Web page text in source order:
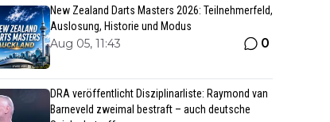
New Zealand Darts Masters 2026: Teilnehmerfeld,
Auslosung, Historie und Modus
Aug 05, 11:43 0
DRA veröffentlicht Disziplinarliste: Raymond van
Barneveld zweimal bestraft – auch deutsche